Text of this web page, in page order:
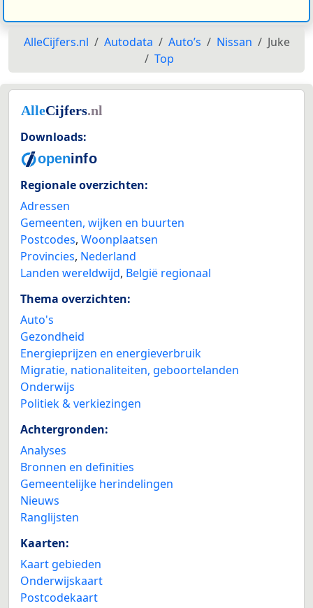
AlleCijfers.nl Autodata Auto’s Nissan
Juke
Top
Downloads:
Regionale overzichten:
Adressen
Gemeenten, wijken en buurten
Postcodes, Woonplaatsen
Provincies, Nederland
Landen wereldwijd, België regionaal
Thema overzichten:
Auto's
Gezondheid
Energieprijzen en energieverbruik
Migratie, nationaliteiten, geboortelanden
Onderwijs
Politiek & verkiezingen
Achtergronden:
Analyses
Bronnen en definities
Gemeentelijke herindelingen
Nieuws
Ranglijsten
Kaarten:
Kaart gebieden
Onderwijskaart
Postcodekaart